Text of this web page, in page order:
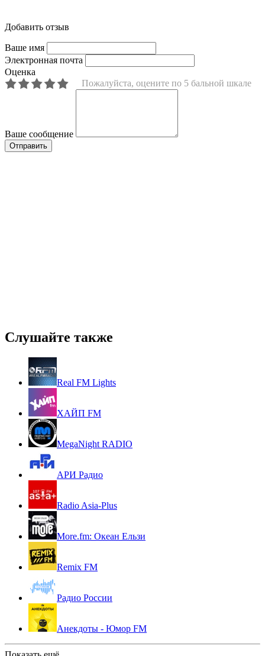
Добавить отзыв
Ваше имя
Электронная почта
Оценка
Пожалуйста, оцените по 5 бальной шкале
Ваше сообщение
Слушайте также
Real FM Lights
ХАЙП FM
MegaNight RADIO
АРИ Радио
Radio Asia-Plus
More.fm: Океан Ельзи
Remix FM
Радио России
Анекдоты - Юмор FM